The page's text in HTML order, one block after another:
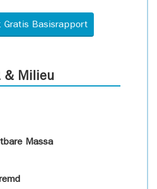
Gratis Basisrapport
& Milieu
Massa